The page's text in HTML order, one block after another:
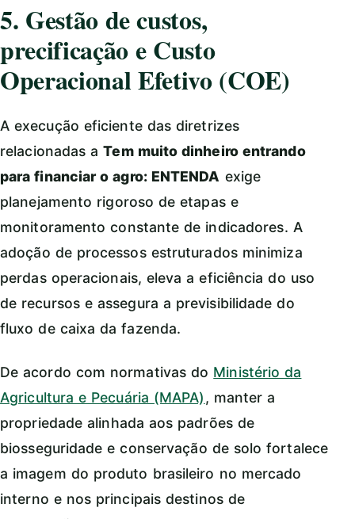
5. Gestão de custos,
precificação e Custo
Operacional Efetivo (COE)
A execução eficiente das diretrizes
relacionadas aTem muito dinheiro entrando
para financiar o agro: ENTENDA exige
planejamento rigoroso de etapas e
monitoramento constante de indicadores. A
adoção de processos estruturados minimiza
perdas operacionais, eleva a eficiência do uso
de recursos e assegura a previsibilidade do
fluxo de caixa da fazenda.
De acordo com normativas do Ministério da
Agricultura e Pecuária (MAPA), manter a
propriedade alinhada aos padrões de
biosseguridade e conservação de solo fortalece
a imagem do produto brasileiro no mercado
interno e nos principais destinos de